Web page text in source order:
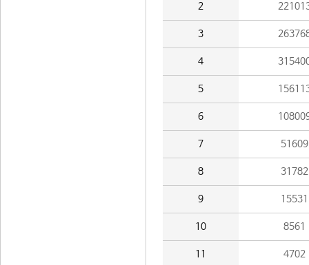
2
3
4
5
6
7 51609
8 31782
9 15531
10 8561
11 4702